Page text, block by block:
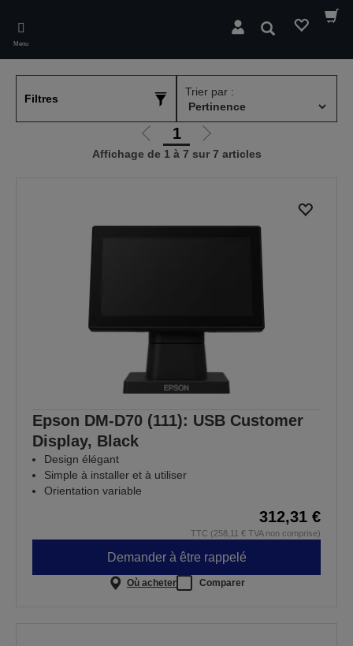
main
content
Menu
Rechercher
Filtres
Trier par :
Aller
à
1
Aller
à
Affichage de 1 à 7 sur 7 articles
Epson DM-D70 (111): USB Customer
Display, Black
Design élégant
Simple à installer et à utiliser
Orientation variable
312,31 €
TTC (258,11 € TVA non comprise)
Demander à être rappelé
Où acheter Comparer